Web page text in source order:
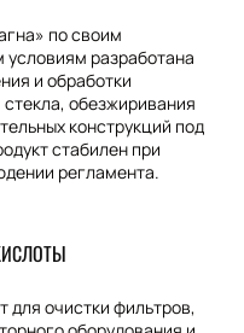
по своим
условиям разработана
и обработки
обезжиривания
конструкций под
стабилен при
регламента.
для очистки фильтров,